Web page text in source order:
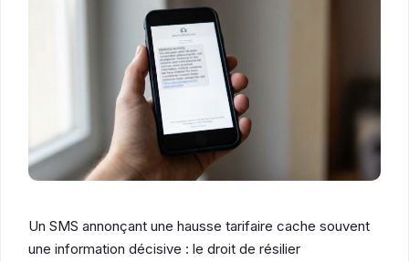
Un SMS annonçant une hausse tarifaire cache souvent
une information décisive : le droit de résilier